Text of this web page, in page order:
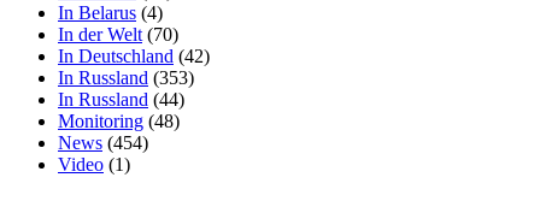
In Belarus (4)
In der Welt (70)
In Deutschland (42)
In Russland (353)
In Russland (44)
Monitoring (48)
News (454)
Video (1)